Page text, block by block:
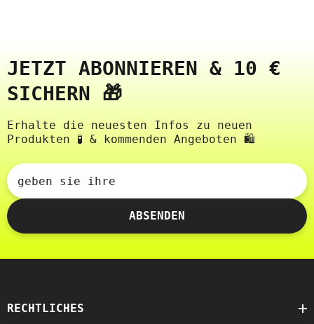
JETZT ABONNIEREN & 10 €
SICHERN 🎁
Erhalte die neuesten Infos zu neuen
Produkten 🧪 & kommenden Angeboten 🛍️
geben sie ihre
ABSENDEN
RECHTLICHES